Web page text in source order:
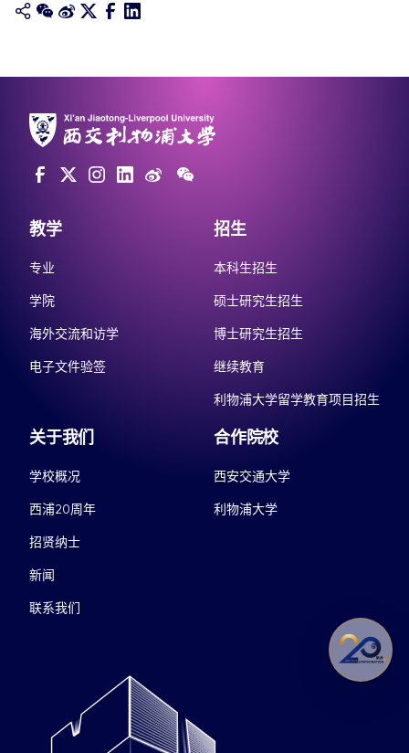
教学
专业
学院
海外交流和访学
电子文件验签
招生
本科生招生
硕士研究生招生
博士研究生招生
继续教育
利物浦大学留学教育项目招生
关于我们
学校概况
西浦20周年
招贤纳士
新闻
联系我们
合作院校
西安交通大学
利物浦大学